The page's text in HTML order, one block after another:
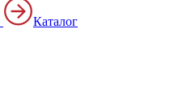
Каталог